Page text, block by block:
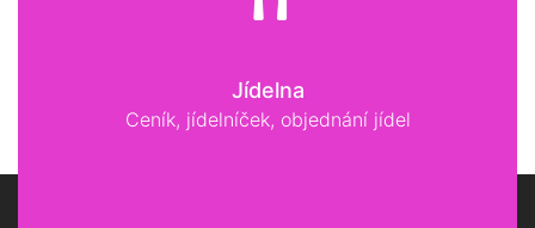
Jídelna
Ceník, jídelníček, objednání jídel